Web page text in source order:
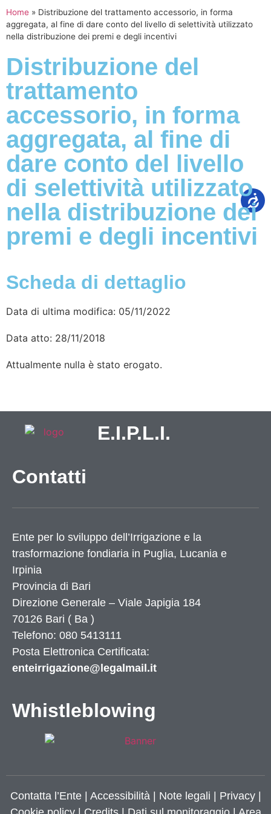
Home » Distribuzione del trattamento accessorio, in forma
aggregata, al fine di dare conto del livello di selettività utilizzato
nella distribuzione dei premi e degli incentivi
Distribuzione del
trattamento
accessorio, in forma
aggregata, al fine di
dare conto del livello
di selettività utilizzato
nella distribuzione dei
premi e degli incentivi
Scheda di dettaglio
Data di ultima modifica: 05/11/2022
Data atto: 28/11/2018
Attualmente nulla è stato erogato.
E.I.P.L.I.
Contatti
Ente per lo sviluppo dell’Irrigazione e la
trasformazione fondiaria in Puglia, Lucania e
Irpinia
Provincia di Bari
Direzione Generale – Viale Japigia 184
70126 Bari ( Ba )
Telefono: 080 5413111
Posta Elettronica Certificata:
enteirrigazione@legalmail.it
Whistleblowing
Contatta l’Ente| Accessibilità| Note legali Privacy|